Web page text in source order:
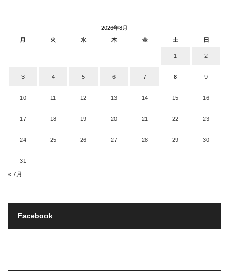
2026年8月
月
火 水 木 金 土 日
1 2
3 4 5 6 7 8 9
10 11 12 13 14 15 16
17 18 19 20 21 22 23
24 25 26 27 28 29 30
31
« 7月
Facebook